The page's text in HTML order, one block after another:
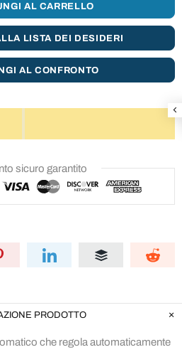
AL CARRELLO
LISTA DEI DESIDERI
AL CONFRONTO
sicuro garantito
PRODOTTO
che regola automaticamente